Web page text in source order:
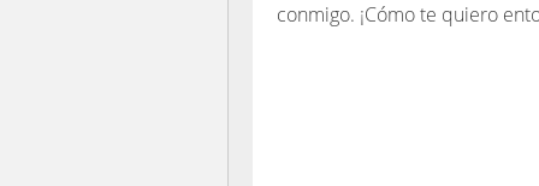
conmigo. ¡Cómo te quiero